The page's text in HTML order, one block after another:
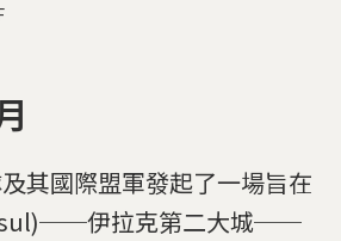
其國際盟軍發起了一場旨在
伊拉克第二大城──